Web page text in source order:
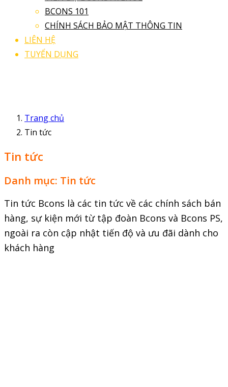
BCONS 101
CHÍNH SÁCH BẢO MẬT THÔNG TIN
LIÊN HỆ
TUYỂN DỤNG
Trang chủ
Tin tức
Tin tức
Danh mục: Tin tức
Tin tức Bcons là các tin tức về các chính sách bán
hàng, sự kiện mới từ tập đoàn Bcons và Bcons PS,
ngoài ra còn cập nhật tiến độ và ưu đãi dành cho
khách hàng